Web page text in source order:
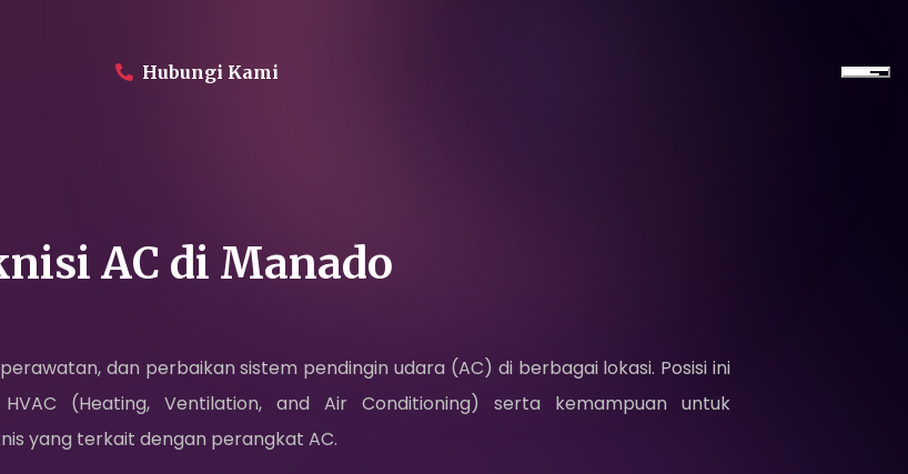
Hubungi Kami
Produk
Proyek
Layanan
Daikin Proshop
AC di Manado
dan perbaikan sistem pendingin udara (AC) di berbagai lokasi. Posisi ini
(Heating, Ventilation, and Air Conditioning) serta kemampuan untuk
yang terkait dengan perangkat AC.